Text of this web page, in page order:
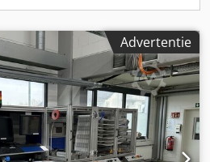
Advertentie